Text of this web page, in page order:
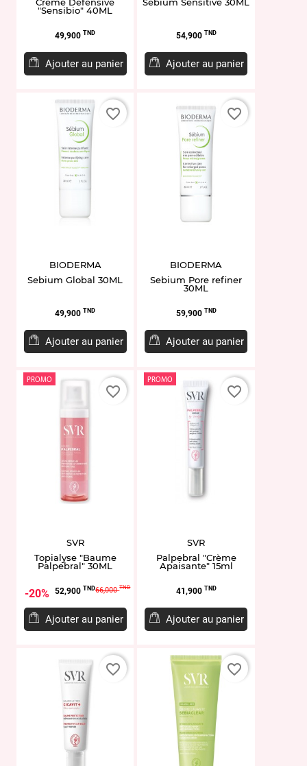
"Sensibio" 40ML
Prix
49,900 TND
Ajouter au panier
Prix
54,900 TND
Ajouter au panier
BIODERMA
Sebium Global 30ML
Prix
49,900 TND
Ajouter au panier
favorite_border
BIODERMA
Sebium Pore refiner
30ML
Prix
59,900 TND
Ajouter au panier
favorite_border
PROMO
SVR
Topialyse "Baume
Palpebral" 30ML
20% Prix
52,900 TNDPrix
base
66,000TND
Ajouter au panier
favorite_border
PROMO
SVR
Palpebral "Crème
Apaisante" 15ml
Prix
41,900 TND
Ajouter au panier
favorite_border
favorite_border favorite_border